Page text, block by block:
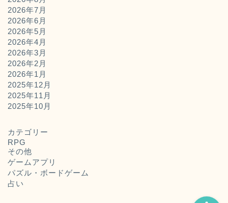
2026年7月
2026年6月
2026年5月
2026年4月
2026年3月
2026年2月
2026年1月
2025年12月
2025年11月
2025年10月
カテゴリー
RPG
その他
ゲームアプリ
パズル・ボードゲーム
占い